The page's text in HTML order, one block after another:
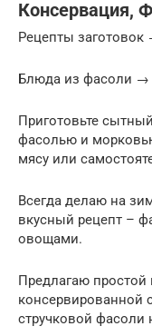
Консервация,
Рецепты
Блюда из фасоли →
Приготовьте
фасолью и
мясу или
Всегда делаю на
вкусный рецепт –
овощами.
Предлагаю
консервированной
стручковой фасоли